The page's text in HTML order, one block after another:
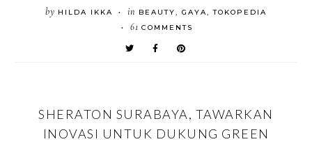
by HILDA IKKA • in BEAUTY, GAYA,TOKOPEDIA
• 61 COMMENTS
SHERATON SURABAYA, TAWARKAN
INOVASI UNTUK DUKUNG GREEN